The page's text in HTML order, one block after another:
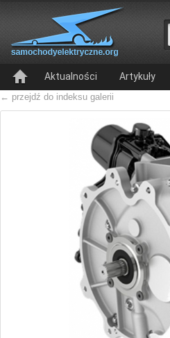
Aktualności Artykuły
← przejdź do indeksu galerii